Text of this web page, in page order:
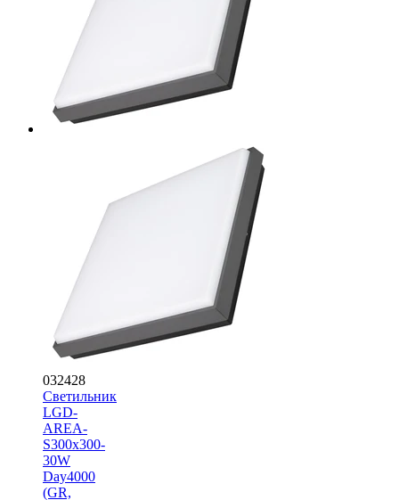
032428
Светильник
LGD-
AREA-
S300x300-
30W
Day4000
(GR,